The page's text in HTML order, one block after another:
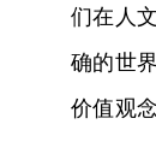
们在人
确的世
价值观